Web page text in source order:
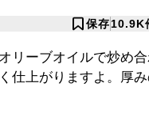
保存10.9K
ーブオイルで炒め合
仕上がりますよ。厚